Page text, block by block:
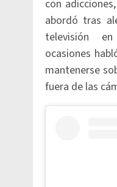
con
abordó tras
televisión
ocasiones
mantenerse
fuera de las